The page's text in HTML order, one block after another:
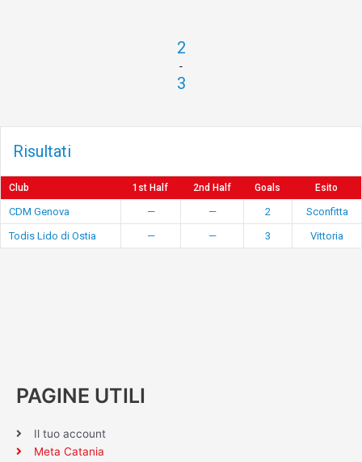
2
-
3
Risultati
Club 1st Half 2nd Half Goals Esito
CDM Genova — — 2
Sconfitta
Todis Lido di Ostia
— — 3 Vittoria
PAGINE UTILI
Il tuo account
Meta Catania